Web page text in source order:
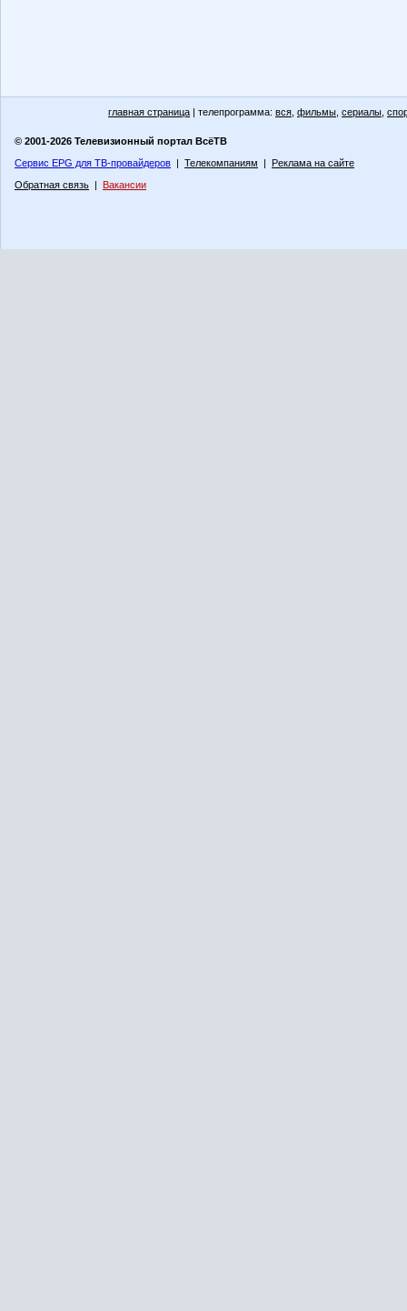
главная страница | телепрограмма: вся фильмы сериалы
© 2001-2026 Телевизионный портал ВсёТВ
Сервис EPG для ТВ-провайдеров | Телекомпаниям | Реклама на сайте
Обратная связь | Вакансии